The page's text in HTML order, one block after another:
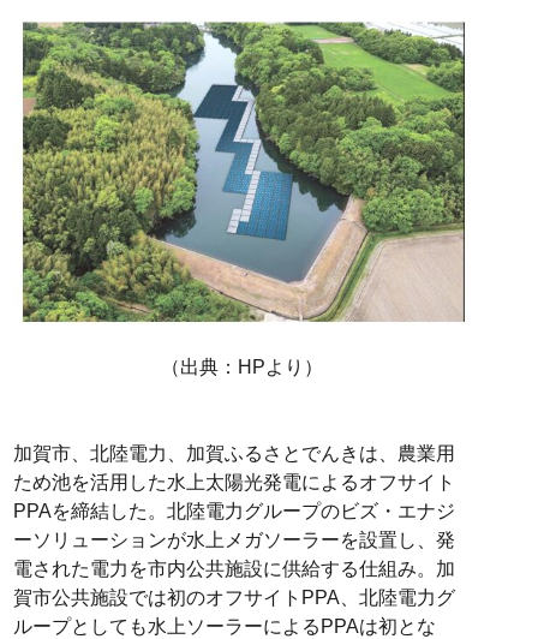
（出典：HPより）
加賀市、北陸電力、加賀ふるさとでんきは、農業用
ため池を活用した水上太陽光発電によるオフサイト
PPAを締結した。北陸電力グループのビズ・エナジ
ーソリューションが水上メガソーラーを設置し、発
電された電力を市内公共施設に供給する仕組み。加
賀市公共施設では初のオフサイトPPA、北陸電力グ
ループとしても水上ソーラーによるPPAは初とな